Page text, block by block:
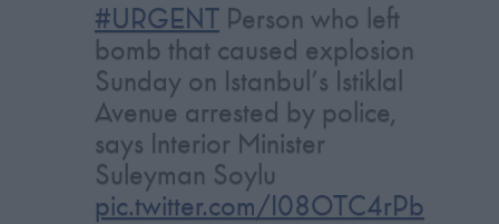
#URGENT Person who left
bomb that caused explosion
Sunday on Istanbul’s Istiklal
Avenue arrested by police,
says Interior Minister
Suleyman Soylu
pic.twitter.com/I08OTC4rPb